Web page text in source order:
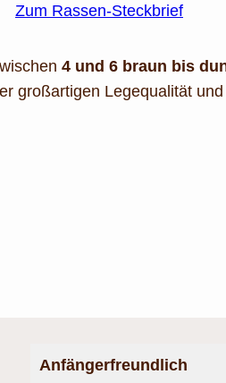
Zum Rassen-Steckbrief
4 und 6 braun bis
großartigen Legequalität
Anfängerfreundlich